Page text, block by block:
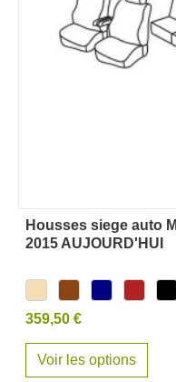
Housses siege auto
2015 AUJOURD'HUI
359,50 €
Voir les options